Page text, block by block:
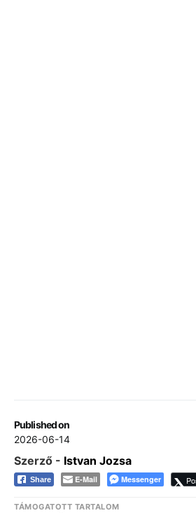
Published on
2026-06-14
Szerző - Istvan Jozsa
Share E-Mail Messenger
TÁMOGATOTT TARTALOM